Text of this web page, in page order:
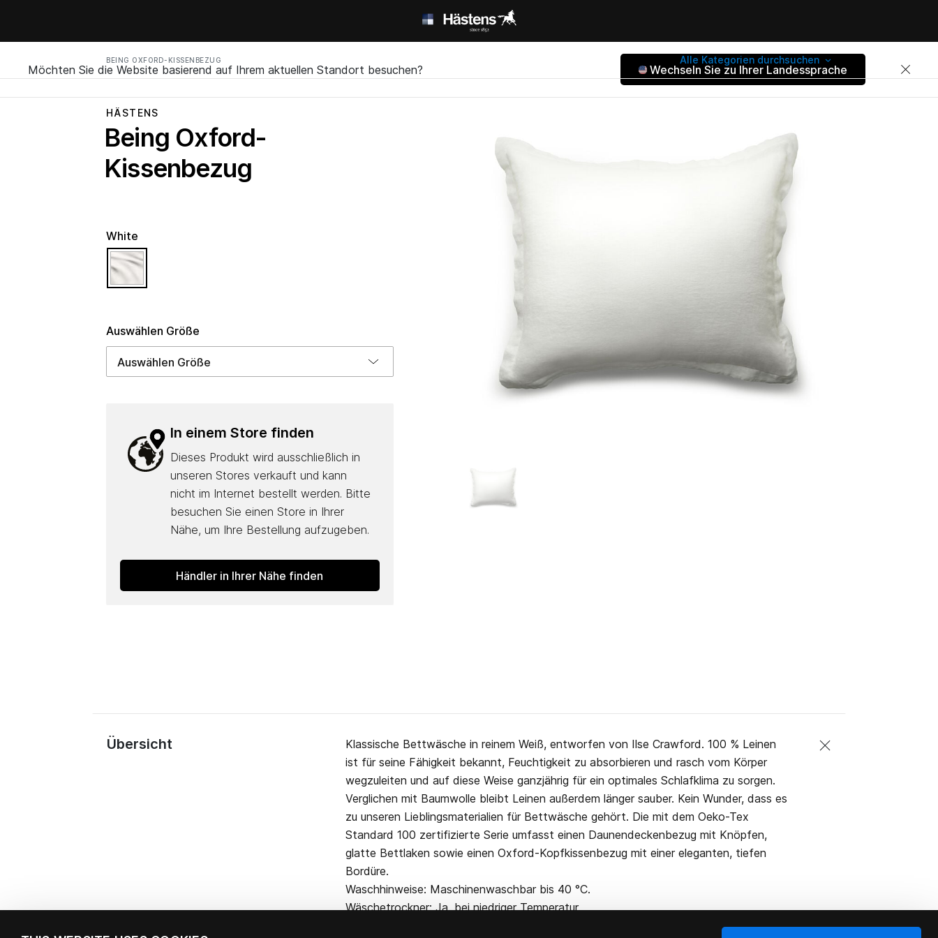
BEING OXFORD-KISSENBEZUG Alle Kategorien durchsuchen
Möchten Sie die Website basierend auf Ihrem aktuellen Standort besuchen? Wechseln Sie zu Ihrer Landessprache
HÄSTENS
Being Oxford-
Kissenbezug
Auswählen Größe
White
In einem Store finden
Dieses Produkt wird ausschließlich in
unseren Stores verkauft und kann
nicht im Internet bestellt werden. Bitte
besuchen Sie einen Store in Ihrer
Nähe, um Ihre Bestellung aufzugeben.
Händler in Ihrer Nähe finden
Übersicht
Klassische Bettwäsche in reinem Weiß, entworfen von Ilse Crawford. 100 % Leinen
ist für seine Fähigkeit bekannt, Feuchtigkeit zu absorbieren und rasch vom Körper
wegzuleiten und auf diese Weise ganzjährig für ein optimales Schlafklima zu sorgen.
Verglichen mit Baumwolle bleibt Leinen außerdem länger sauber. Kein Wunder, dass es
zu unseren Lieblingsmaterialien für Bettwäsche gehört. Die mit dem Oeko-Tex
Standard 100 zertifizierte Serie umfasst einen Daunendeckenbezug mit Knöpfen,
glatte Bettlaken sowie einen Oxford-Kopfkissenbezug mit einer eleganten, tiefen
Bordüre.
Waschhinweise: Maschinenwaschbar bis 40 °C.
Wäschetrockner: Ja, bei niedriger Temperatur.